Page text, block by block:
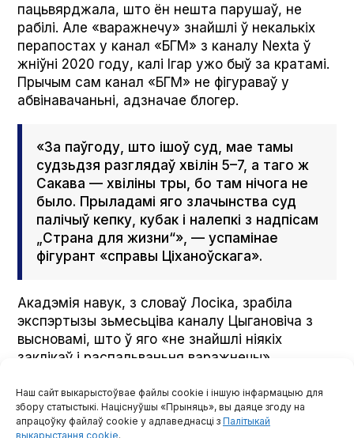
Наш сайт выкарыстоўвае файлы cookie і іншую інфармацыю для
збору статыстыкі. Націснуўшы «Прыняць», вы даяце згоду на
апрацоўку файлаў cookie у адпаведнасці з Палітыкай
выкарыстання cookie.
пацьвярджала, што ён нешта парушаў, не
рабілі. Але «варажнечу» знайшлі ў некалькіх
перапостах у канал «БГМ» з каналу Nex­ta ў
жніўні 2020 году, калі Ігар ужо быў за кратамі.
Прычым сам канал «БГМ» не фігураваў у
абвінавачаньні, адзначае блогер.
«За паўгоду, што ішоў суд, мае тамы
судзьдзя разглядаў хвілін 5–7, а таго ж
Сакава — хвіліны тры, бо там нічога не
было. Прыладамі яго злачынства суд
палічыў кепку, кубак і налепкі з надпісам
„Страна для жизни“», — успамінае
фігурант «справы Ціханоўскага».
Акадэмія навук, з словаў Лосіка, зрабіла
экспэртызы зьмесьціва каналу Цыгановіча з
высновамі, што ў яго «не знайшлі ніякіх
заклікаў і распальваньня варажнечы».
«Калі пракурор падчас спрэчак чытаў
гэта, то сказаў проста, што, паводле